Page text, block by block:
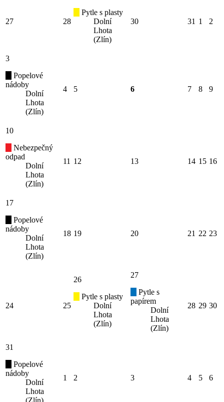
27 28
Pytle s plasty
Dolní
Lhota
(Zlín)
30 31 1 2
3
Popelové
nádoby
Dolní
Lhota
(Zlín)
4 5 6 7 8 9
10
Nebezpečný
odpad
Dolní
Lhota
(Zlín)
11 12 13 14 15 16
17
Popelové
nádoby
Dolní
Lhota
(Zlín)
18 19 20 21 22 23
24 25
26
Pytle s plasty
Dolní
Lhota
(Zlín)
27
Pytle s
papírem
Dolní
Lhota
(Zlín)
28 29 30
31
Popelové
nádoby
Dolní
Lhota
(Zlín)
1 2 3 4 5 6